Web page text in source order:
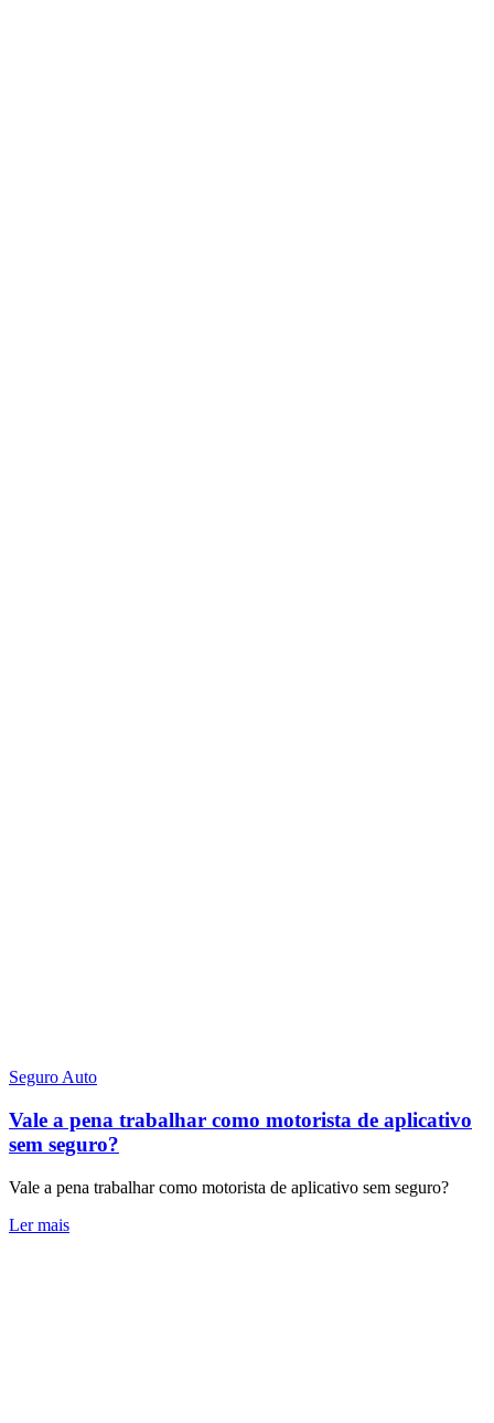
Seguro Auto
Vale a pena trabalhar como motorista de aplicativo
sem seguro?
Vale a pena trabalhar como motorista de aplicativo sem seguro?
Ler mais